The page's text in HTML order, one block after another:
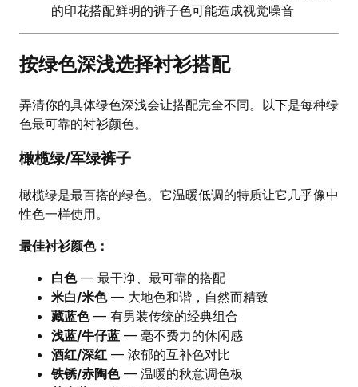
的印花搭配鲜明的裤子色可能造成视觉噪音
按绿色深浅选择衬衫搭配
弄清你的具体绿色深浅会让搭配完全不同。以下是每种绿
色最可靠的衬衫颜色。
橄榄绿/军绿裤子
橄榄绿是最百搭的绿色。它温暖低调的特质让它几乎像中
性色一样使用。
最佳衬衫颜色：
白色— 最干净、最可靠的搭配
米白/米色— 大地色和谐，自然而精致
藏蓝色— 有男装传统的经典组合
浅蓝/牛仔蓝 — 毫不费力的休闲感
酒红/深红 — 浓郁的互补色对比
铁锈/赤陶色— 温暖的秋意调色板